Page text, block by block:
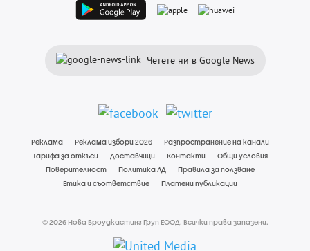
Четете ни в Google News
Реклама Реклама избори 2026
Разпространение на канали
Тарифа за откъси
Доставчици Контакти
Общи условия
Поверителност
Политика ЛД
Правила за ползване
Етика и съответствие
Платени публикации
© 2026 Нова Броудкастинг Груп ЕООД. Всички права запазени.